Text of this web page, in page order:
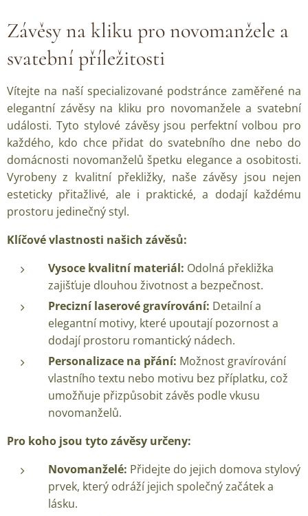
Závěsy na kliku pro novomanžele a
svatební příležitosti
Vítejte na naší specializované podstránce zaměřené na
elegantní závěsy na kliku pro novomanžele a svatební
události. Tyto stylové závěsy jsou perfektní volbou pro
každého, kdo chce přidat do svatebního dne nebo do
domácnosti novomanželů špetku elegance a osobitosti.
Vyrobeny z kvalitní překližky, naše závěsy jsou nejen
esteticky přitažlivé, ale i praktické, a dodají každému
prostoru jedinečný styl.
Klíčové vlastnosti našich závěsů:
Vysoce kvalitní materiál: Odolná překližka
zajišťuje dlouhou životnost a bezpečnost.
Precizní laserové gravírování: Detailní a
elegantní motivy, které upoutají pozornost a
dodají prostoru romantický nádech.
Personalizace na přání: Možnost gravírování
vlastního textu nebo motivu bez příplatku, což
umožňuje přizpůsobit závěs podle vkusu
novomanželů.
Pro koho jsou tyto závěsy určeny:
Novomanželé: Přidejte do jejich domova stylový
prvek, který odráží jejich společný začátek a
lásku.